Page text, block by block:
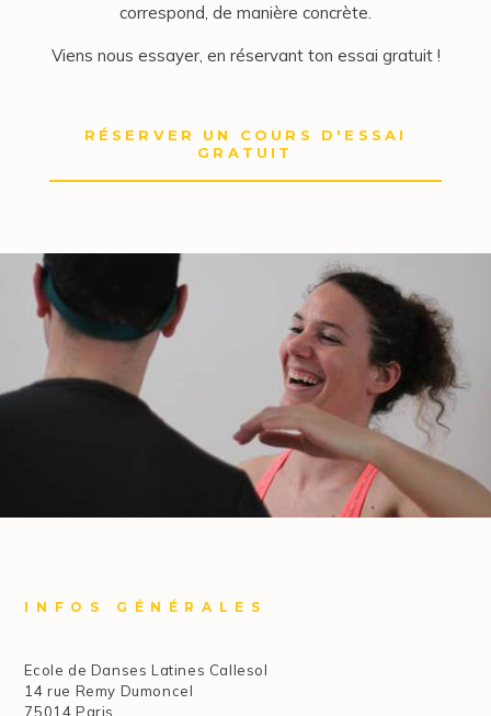
correspond, de manière concrète.
Viens nous essayer, en réservant ton essai gratuit !
RÉSERVER UN COURS D'ESSAI
GRATUIT
INFOS GÉNÉRALES
Ecole de Danses Latines Callesol
14 rue Remy Dumoncel
75014 Paris